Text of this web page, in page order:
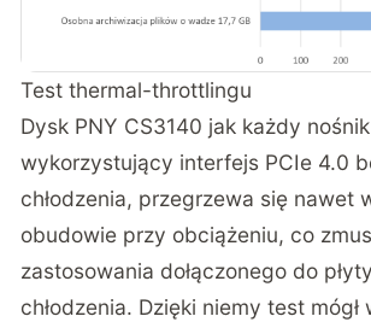
Test thermal-throttlingu
Dysk PNY CS3140 jak każdy nośnik
wykorzystujący interfejs PCIe 4.0
chłodzenia, przegrzewa się nawet
obudowie przy obciążeniu, co
zastosowania dołączonego do
chłodzenia. Dzięki niemy test